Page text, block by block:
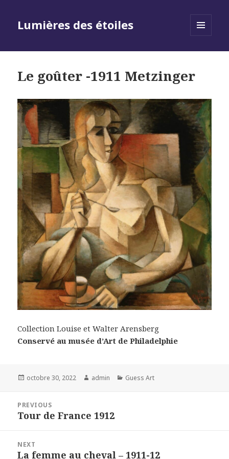
Lumières des étoiles
Le goûter -1911 Metzinger
Collection Louise et Walter Arensberg
Conservé au musée d’Art de Philadelphie
Posted
octobre 30, 2022 Author
admin Categories
Guess Art
l’article
PREVIOUS
Previous
Tour de France 1912
NEXT
Next
La femme au cheval – 1911-12